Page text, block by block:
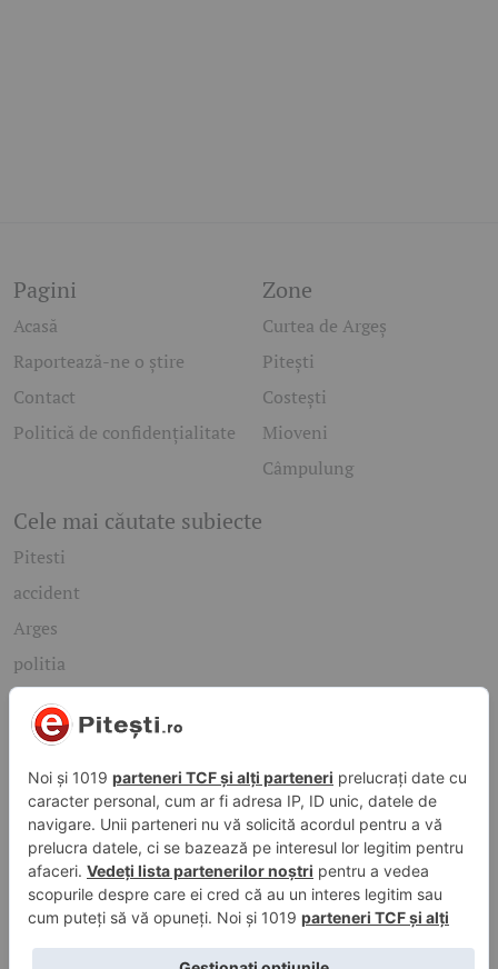
Pagini
Acasă
Raportează-ne o știre
Contact
Politică de confidențialitate
Zone
Curtea de Argeș
Pitești
Costești
Mioveni
Câmpulung
Cele mai căutate subiecte
Pitesti
accident
Arges
politia
mioveni
Caută rapid știrile care te interesează
Găsește cele mai recente știri, evenimente și subiecte de
interes din orașul tău. Introdu un cuvânt-cheie și descoperă
informațiile de care ai nevoie!
Caută